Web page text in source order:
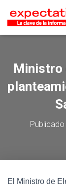
Ministro
El Ministro de